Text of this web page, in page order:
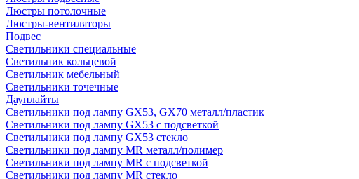
Люстры потолочные
Люстры-вентиляторы
Подвес
Светильники специальные
Светильник кольцевой
Светильник мебельный
Светильники точечные
Даунлайты
Светильники под лампу GX53, GX70 металл/пластик
Светильники под лампу GX53 с подсветкой
Светильники под лампу GX53 стекло
Светильники под лампу MR металл/полимер
Светильники под лампу MR с подсветкой
Светильники под лампу MR стекло